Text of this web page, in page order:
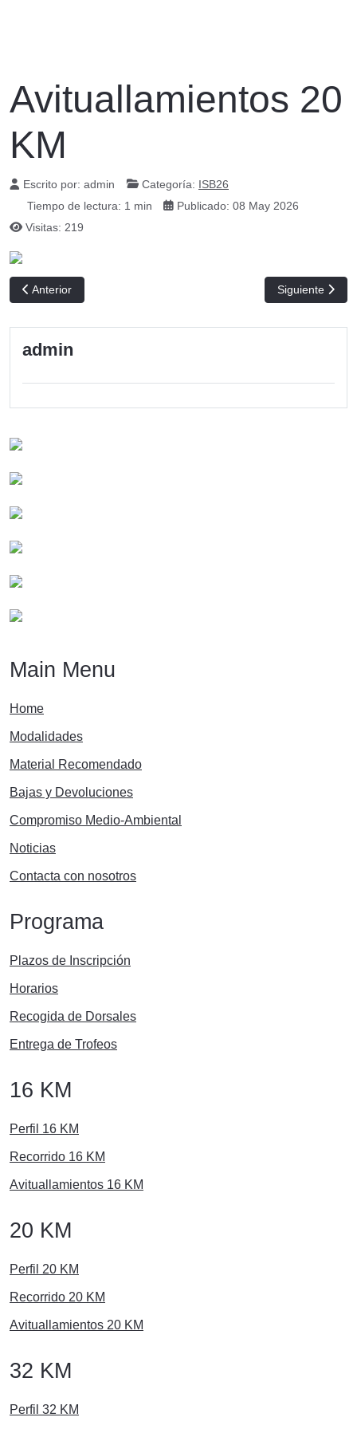
Avituallamientos 20
KM
Escrito por: admin Categoría: ISB26
Tiempo de lectura: 1 min
Publicado: 08 May 2026
Visitas: 219
Artículo anterior: Recorrido 20 KM
Anterior Artículo
Siguiente
admin
Main Menu
Home
Modalidades
Material Recomendado
Bajas y Devoluciones
Compromiso Medio-Ambiental
Noticias
Contacta con nosotros
Programa
Plazos de Inscripción
Horarios
Recogida de Dorsales
Entrega de Trofeos
16 KM
Perfil 16 KM
Recorrido 16 KM
Avituallamientos 16 KM
20 KM
Perfil 20 KM
Recorrido 20 KM
Avituallamientos 20 KM
32 KM
Perfil 32 KM